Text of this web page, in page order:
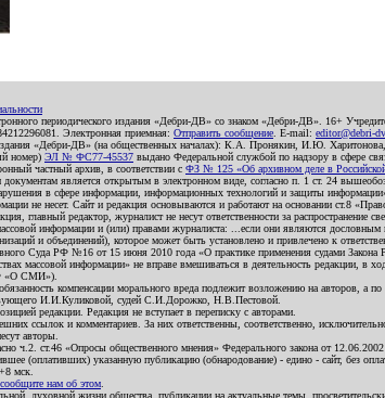
периодического издания «Дебри-ДВ» со знаком «Дебри-ДВ». 16+
Электронная приемная: Отправить сообщение . E-mail: editor@debri-
издания «Дебри-ДВ» (на общественных началах): К.А. Пронякин, И.Ю.
номер) ЭЛ № ФС77-45537 выдано Федеральной службой по надзору в сфере
частный архив, в соответствии с ФЗ № 125 «Об архивном деле в
является открытым в электронном виде, согласно п. 1 ст. 24
в сфере информации, информационных технологий и защиты
не несет. Сайт и редакция основываются и работают на основании ст.8
главный редактор, журналист не несут ответственности за
информации и (или) правами журналиста: ...если они являются
и объединений), которое может быть установлено и привлечено к
Суда РФ №16 от 15 июня 2010 года «О практике применения судами
массовой информации» не вправе вмешиваться в деятельность редакции, в
«О СМИ»).
компенсации морального вреда подлежит возложению на авторов, а
И.И.Куликовой, судей С.И.Дорожко, Н.В.Пестовой.
редакции. Редакция не вступает в переписку с авторами.
ссылок и комментариев. За них ответственны, соответственно,
авторы.
ч.2. ст.46 «Опросы общественного мнения» Федерального закона от
(оплативших) указанную публикацию (обнародование) - едино - сайт, без
мск.
сообщите нам об этом
духовной жизни общества, публикации на актуальные темы,